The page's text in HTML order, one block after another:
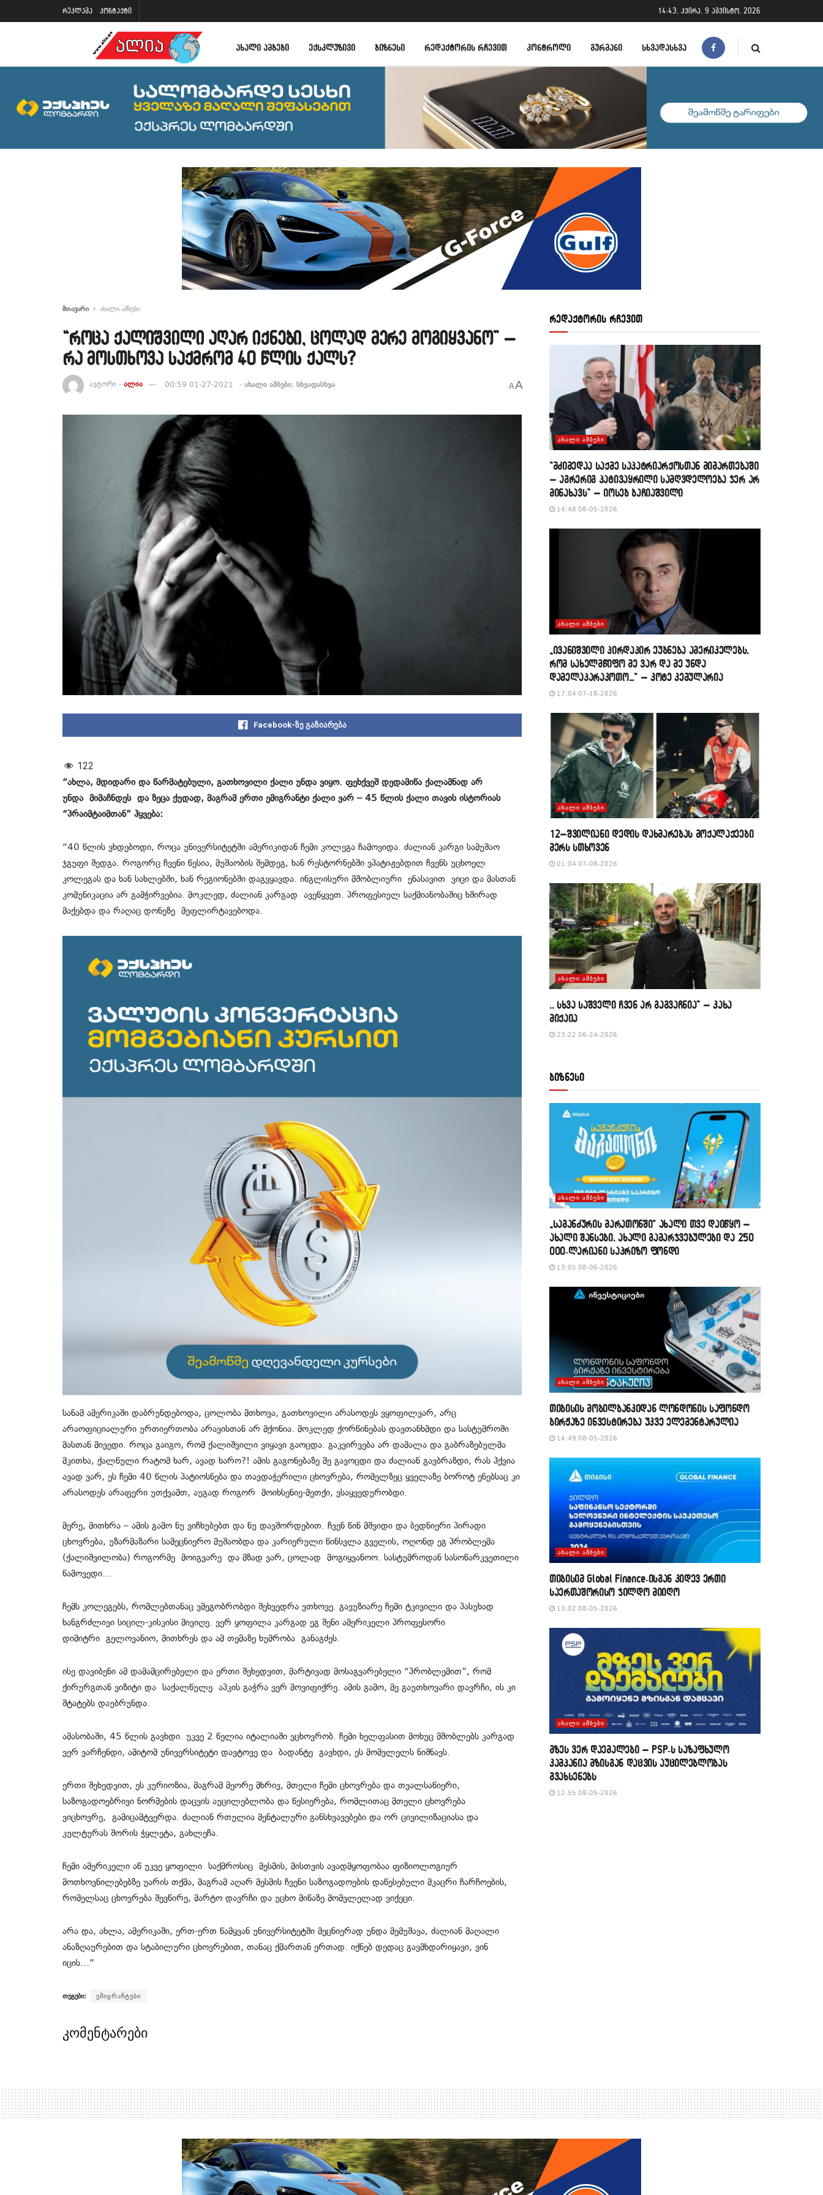
რეკლამა კონტაქტი 14:43, კვირა, 9 აგვისტო, 2026
ᲐᲮᲐᲚᲘ ᲐᲛᲑᲔᲑᲘ ᲔᲥᲡᲙᲚᲣᲖᲘᲕᲘ ᲑᲘᲖᲜᲔᲡᲘ ᲠᲔᲓᲐᲥᲢᲝᲠᲘᲡ ᲠᲩᲔᲕᲘᲗ ᲙᲝᲜᲢᲠᲝᲚᲘ ᲒᲣᲠᲛᲐᲜᲘ ᲡᲮᲕᲐᲓᲐᲡᲮᲕᲐ
მთავარი ახალი ამბები
“როცა ქალიშვილი აღარ იქნები, ცოლად მერე მოგიყვანო” –
რა მოსთხოვა საქმრომ 40 წლის ქალს?
ავტორი - ალია 00:59 01-27-2021 - ახალი ამბები, სხვადასხვა AA
Facebook-ზე გაზიარება
122
“ახლა, მდიდარი და წარმატებული, გათხოვილი ქალი უნდა ვიყო. ფეხქვეშ დედამიწა ქალამნად არ
უნდა მიმაჩნდეს და ზეცა ქუდად, მაგრამ ერთი ემიგრანტი ქალი ვარ – 45 წლის ქალი თავის ისტორიას
“პრაიმტაიმთან” ჰყვება:
“40 წლის ვხდებოდი, როცა უნივერსიტეტში ამერიკიდან ჩემი კოლეგა ჩამოვიდა. ძალიან კარგი სამუშაო
ჯგუფი შედგა. როგორც ჩვენი წესია, მუშაობის შემდეგ, ხან რესტორნებში ვპატიჟებდით ჩვენს უცხოელ
კოლეგას და ხან სახლებში, ხან რეგიონებში დაგვყავდა. ინგლისური მშობლიური ენასავით ვიცი და მასთან
კომუნიკაცია არ გამჭირვებია. მოკლედ, ძალიან კარგად ავეწყვეთ. პროფესიულ საქმიანობაშიც ხშირად
მაქებდა და რაღაც დონეზე მეფლირტავებოდა.
სანამ ამერიკაში დაბრუნდებოდა, ცოლობა მთხოვა, გათხოვილი არასოდეს ვყოფილვარ, არც
არაოფიციალური ურთიერთობა არავისთან არ მქონია. მოკლედ ქორწინებას დავთანხმდი და სასტუმროში
მასთან მივედი. როცა გაიგო, რომ ქალიშვილი ვიყავი გაოცდა. გაკვირვება არ დამალა და გაბრაზებულმა
მკითხა, ქალწული რატომ ხარ, ავად ხარო?! ამის გაგონებაზე მე გავოცდი და ძალიან გავბრაზდი, რას ჰქვია
ავად ვარ, ეს ჩემი 40 წლის პატიოსნება და თავდაჭერილი ცხოვრება, რომელზეც ყველაზე ბოროტ ენებსაც კი
არასოდეს არაფერი უთქვამთ, აუგად როგორ მოიხსენიე-მეთქი, ვსაყვედურობდი.
მერე, მითხრა – ამის გამო ნუ ვიჩხუბებთ და ნუ დავშორდებით. ჩვენ წინ მშვიდი და ბედნიერი პირადი
ცხოვრება, უზარმაზარი სამეცნიერო მუშაობდა და კარიერული წინსვლა გველის, ოღონდ ეგ პრობლემა
(ქალიშვილობა) როგორმე მოიგვარე და მზად ვარ, ცოლად მოგიყვანოო. სასტუმროდან სასოწარკვეთილი
წამოვედი…
ჩემს კოლეგებს, რომლებთანაც ვმეგობრობდი შეხვედრა ვთხოვე. გავუზიარე ჩემი ტკივილი და პასუხად
ხანგრძლივი სიცილ-კისკისი მივიღე. ვერ ყოფილა კარგად ეგ შენი ამერიკელი პროფესორი
დიმიტრი გელოვანიო, მითხრეს და ამ თემაზე ხუმრობა განაგძეს.
ისე დავიბენი ამ დამამცირებელი და ერთი შეხედვით, მარტივად მოსაგვარებელი “პრობლემით”, რომ
ქირურგთან ვიზიტი და საქალწულე აპკის გაჭრა ვერ მოვიფიქრე. ამის გამო, მე გაუთხოვარი დავრჩი, ის კი
შტატებს დაუბრუნდა.
ამასობაში, 45 წლის გავხდი. უკვე 2 წელია იტალიაში ვცხოვრობ. ჩემი ხელფასით მოხუც მშობლებს კარგად
ვერ ვარჩენდი, ამიტომ უნივერსიტეტი დავტოვე და ბადანტე გავხდი, ეს მომვლელს ნიშნავს.
ერთი შეხედვით, ეს კურიოზია, მაგრამ მეორე მხრივ, მთელი ჩემი ცხოვრება და თვალსაწიერი,
საზოგადოებრივი ნორმების დაცვის აუცილებლობა და წესიერება, რომლითაც მთელი ცხოვრება
ვიცხოვრე, გამიცამტვერდა. ძალიან რთულია მენტალური განსხვავებები და ორ ცივილიზაციასა და
კულტურას შორის ჭყლეტა, გახლეჩა.
ჩემი ამერიკელი აწ უკვე ყოფილი საქმროსიც მესმის, მისთვის ავადმყოფობაა ფიზიოლოგიურ
მოთხოვნილებებზე უარის თქმა, მაგრამ აღარ მესმის ჩვენი საზოგადოების დაწესებული მკაცრი ჩარჩოების,
რომელსაც ცხოვრება შევწირე, მარტო დავრჩი და უცხო მიწაზე მომვლელად ვიქეცი.
არა და, ახლა, ამერიკაში, ერთ-ერთ წამყვან უნივერსიტეტში მეცნიერად უნდა მემუშავა, ძალიან მაღალი
ანაზღაურებით და სტაბილური ცხოვრებით, თანაც ქმართან ერთად. იქნებ დედაც გავმხდარიყავი, ვინ
იცის…”
თეგები: ემიგრანტები
კომენტარები
რედაქტორის რჩევით
ᲐᲮᲐᲚᲘ ᲐᲛᲑᲔᲑᲘ
“მძიმედაა საქმე საპატრიარქოსთან მიმართებაში
– აგრერიგ პატივაყრილი სამღვდელოება ჯერ არ
მინახავს” – იოსებ ბაჩიაშვილი
14:48 08-05-2026
ᲐᲮᲐᲚᲘ ᲐᲛᲑᲔᲑᲘ
„ივანიშვილი პირდაპირ ეუბნება ამერიკელებს,
რომ სახელმწიფო მე ვარ და მე უნდა
დამელაპარაკოთო…“ – კოტე კემულარია
17:04 07-18-2026
ᲐᲮᲐᲚᲘ ᲐᲛᲑᲔᲑᲘ
12–შვილიანი დედის დახმარებას მოქალაქეები
მერს სთხოვენ
01:04 07-08-2026
ᲐᲮᲐᲚᲘ ᲐᲛᲑᲔᲑᲘ
,, სხვა საშველი ჩვენ არ გაგვაჩნია” – კახა
მიქაია
23:22 06-24-2026
ბიზნესი
ᲐᲮᲐᲚᲘ ᲐᲛᲑᲔᲑᲘ
„საგანძურის მარათონში“ ახალი თვე დაიწყო –
ახალი შანსები, ახალი გამარჯვებულები და 250
000-ლარიანი საპრიზო ფონდი
13:05 08-06-2026
ᲐᲮᲐᲚᲘ ᲐᲛᲑᲔᲑᲘ
თიბისის მობილბანკიდან ლონდონის საფონდო
ბირჟაზე ინვესტირება უკვე ელემენტარულია
14:49 08-05-2026
ᲐᲮᲐᲚᲘ ᲐᲛᲑᲔᲑᲘ
თიბისიმ Global Finance-ისგან კიდევ ერთი
საერთაშორისო ჯილდო მიიღო
13:02 08-05-2026
ᲐᲮᲐᲚᲘ ᲐᲛᲑᲔᲑᲘ
მზეს ვერ დაემალები – PSP-ს საზაფხულო
კამპანია მზისგან დაცვის აუცილებლობას
გვახსენებს
12:55 08-05-2026